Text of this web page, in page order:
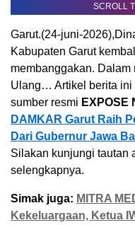
SCROLL
Garut.(24-juni-
Kabupaten Garut
membanggakan.
Ulang… Artikel berita ini
sumber resmi EXPOSE
DAMKAR Garut Raih
Dari Gubernur Jawa
Silakan kunjungi tautan
selengkapnya.
Simak juga: MITRA
Kekeluargaan, Ketua